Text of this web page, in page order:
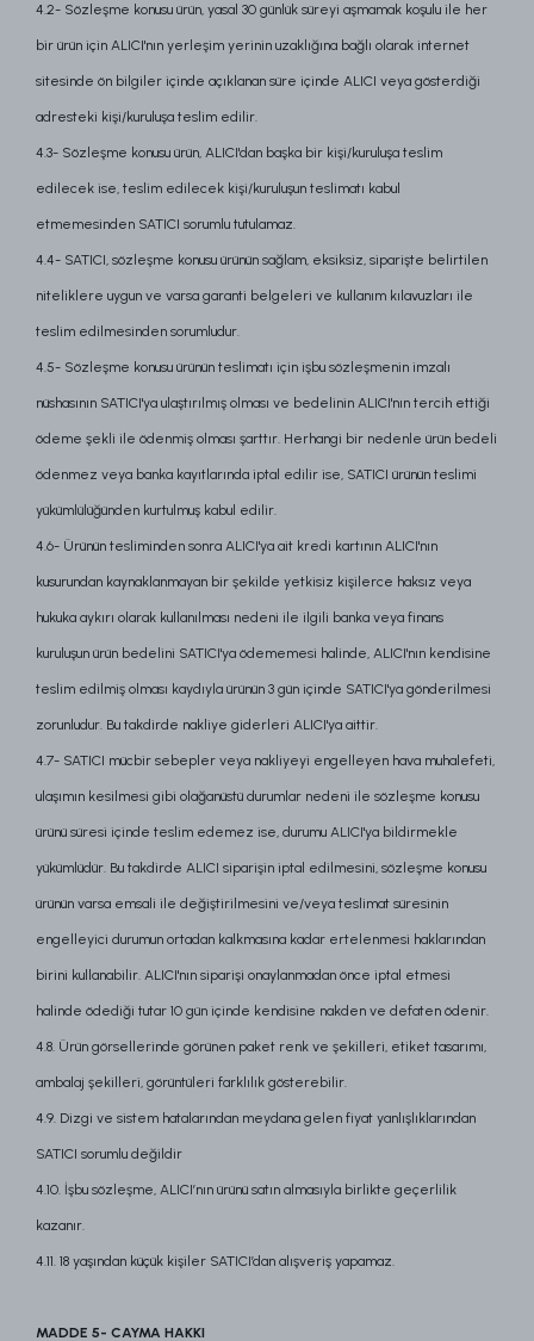
4.2- Sözleşme konusu ürün, yasal 30 günlük süreyi aşmamak koşulu ile her
bir ürün için ALICI'nın yerleşim yerinin uzaklığına bağlı olarak internet
sitesinde ön bilgiler içinde açıklanan süre içinde ALICI veya gösterdiği
adresteki kişi/kuruluşa teslim edilir.
4.3- Sözleşme konusu ürün, ALICI'dan başka bir kişi/kuruluşa teslim
edilecek ise, teslim edilecek kişi/kuruluşun teslimatı kabul
etmemesinden SATICI sorumlu tutulamaz.
4.4- SATICI, sözleşme konusu ürünün sağlam, eksiksiz, siparişte belirtilen
niteliklere uygun ve varsa garanti belgeleri ve kullanım kılavuzları ile
teslim edilmesinden sorumludur.
4.5- Sözleşme konusu ürünün teslimatı için işbu sözleşmenin imzalı
nüshasının SATICI'ya ulaştırılmış olması ve bedelinin ALICI'nın tercih ettiği
ödeme şekli ile ödenmiş olması şarttır. Herhangi bir nedenle ürün bedeli
ödenmez veya banka kayıtlarında iptal edilir ise, SATICI ürünün teslimi
yükümlülüğünden kurtulmuş kabul edilir.
4.6- Ürünün tesliminden sonra ALICI'ya ait kredi kartının ALICI'nın
kusurundan kaynaklanmayan bir şekilde yetkisiz kişilerce haksız veya
hukuka aykırı olarak kullanılması nedeni ile ilgili banka veya finans
kuruluşun ürün bedelini SATICI'ya ödememesi halinde, ALICI'nın kendisine
teslim edilmiş olması kaydıyla ürünün 3 gün içinde SATICI'ya gönderilmesi
zorunludur. Bu takdirde nakliye giderleri ALICI'ya aittir.
4.7- SATICI mücbir sebepler veya nakliyeyi engelleyen hava muhalefeti,
ulaşımın kesilmesi gibi olağanüstü durumlar nedeni ile sözleşme konusu
ürünü süresi içinde teslim edemez ise, durumu ALICI'ya bildirmekle
yükümlüdür. Bu takdirde ALICI siparişin iptal edilmesini, sözleşme konusu
ürünün varsa emsali ile değiştirilmesini ve/veya teslimat süresinin
engelleyici durumun ortadan kalkmasına kadar ertelenmesi haklarından
birini kullanabilir. ALICI'nın siparişi onaylanmadan önce iptal etmesi
halinde ödediği tutar 10 gün içinde kendisine nakden ve defaten ödenir.
4.8. Ürün görsellerinde görünen paket renk ve şekilleri, etiket tasarımı,
ambalaj şekilleri, görüntüleri farklılık gösterebilir.
4.9. Dizgi ve sistem hatalarından meydana gelen fiyat yanlışlıklarından
SATICI sorumlu değildir
4.10. İşbu sözleşme, ALICI’nın ürünü satın almasıyla birlikte geçerlilik
kazanır.
4.11. 18 yaşından küçük kişiler SATICI’dan alışveriş yapamaz.
MADDE 5- CAYMA HAKKI